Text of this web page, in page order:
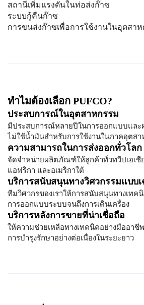
สถานีเพิ่มแรงดันในท่อส่งก๊าซ
ระบบกู้คืนก๊าซ
การขนส่งก๊าซเพื่อการใช้งานในอุตสาห
ทำไมต้องเลือก PUFCO?
ประสบการณ์ในอุตสาหกรรม
มีประสบการณ์หลายปีในการออกแบบและ
ไม่ใช้น้ำมันสำหรับการใช้งานในภาคอุตสา
ความสามารถในการส่งออกทั่วโลก
จัดจำหน่ายผลิตภัณฑ์ให้ลูกค้าทั่วทวีปเอเชี
แอฟริกา และอเมริกาใต้
บริการสนับสนุนทางวิศวกรรมแบบ
ทีมวิศวกรของเราให้การสนับสนุนทางเทค
การออกแบบระบบจนถึงการเดินเครื่อง
บริการหลังการขายที่น่าเชื่อถือ
ให้ความช่วยเหลือทางเทคนิคอย่างมืออาชี
การบำรุงรักษาอย่างต่อเนื่องในระยะยาว